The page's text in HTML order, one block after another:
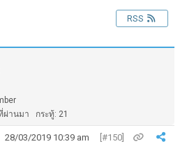
RSS
ผ่านมา
กระทู้: 21
28/03/2019 10:39 am [#150]